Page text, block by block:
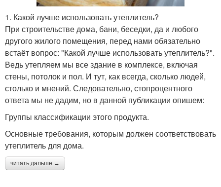
1. Какой лучше использовать утеплитель?
При строительстве дома, бани, беседки, да и любого
другого жилого помещения, перед нами обязательно
встаёт вопрос: "Какой лучше использовать утеплитель?".
Ведь утепляем мы все здание в комплексе, включая
стены, потолок и пол. И тут, как всегда, сколько людей,
столько и мнений. Следовательно, стопроцентного
ответа мы не дадим, но в данной публикации опишем:
Группы классификации этого продукта.
Основные требования, которым должен соответствовать
утеплитель для дома.
читать дальше →